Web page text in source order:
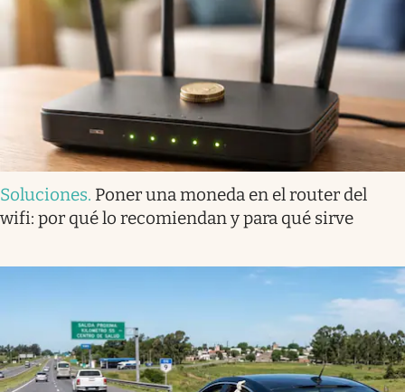
Soluciones. Poner una moneda en el router del
wifi: por qué lo recomiendan y para qué sirve